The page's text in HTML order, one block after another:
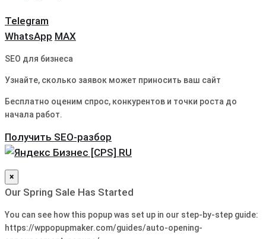
Telegram
WhatsApp MAX
SEO для бизнеса
Узнайте, сколько заявок может приносить ваш сайт
Бесплатно оценим спрос, конкурентов и точки роста до
начала работ.
Получить SEO-разбор
×
Our Spring Sale Has Started
You can see how this popup was set up in our step-by-step guide:
https://wppopupmaker.com/guides/auto-opening-